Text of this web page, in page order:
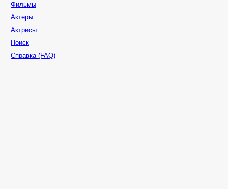
Фильмы
Актеры
Актрисы
Поиск
Справка (FAQ)